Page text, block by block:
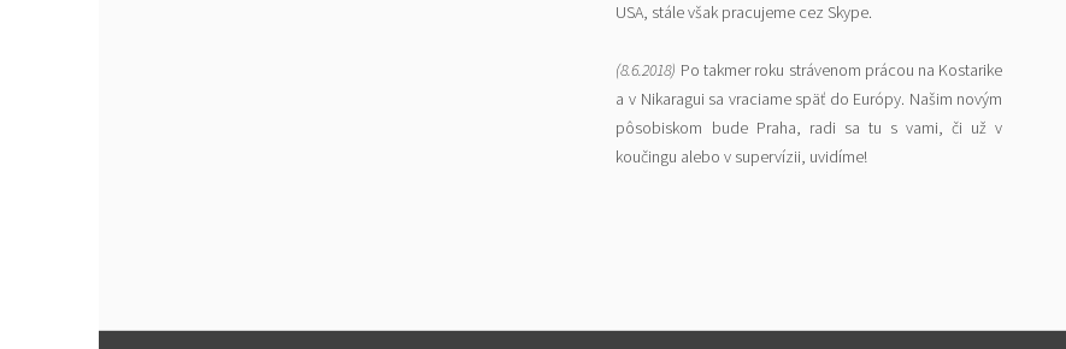
USA, stále však pracujeme cez Skype.
(8.6.2018) Po takmer roku strávenom prácou na Kostarike
a v Nikaragui sa vraciame späť do Európy. Našim novým
pôsobiskom bude Praha, radi sa tu s vami, či už v
koučingu alebo v supervízii, uvidíme!